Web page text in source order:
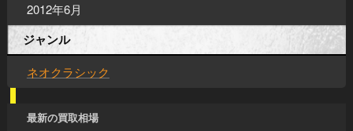
2012年6月
ジャンル
ネオクラシック
最新の買取相場